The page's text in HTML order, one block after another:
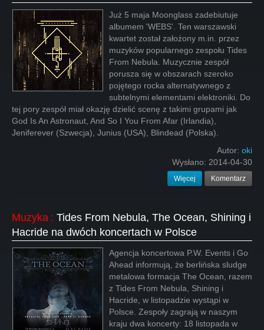
Już 5 maja Moonglass zadebiutuje
albumem 'WEBS'. Ten warszawski
kwartet został założony m.in. przez
muzyków popularnego zespołu Tides
From Nebula. Muzycznie zespół
porusza się w obszarach szeroko
pojętego rocka alternatywnego z
subtelnymi elementami elektroniki. Do
tej pory zespół miał okazję dzielić scenę z takimi grupami jak
God Is An Astronaut, And So I You From Afar (Irlandia),
Jeniferever (Szwecja), Junius (USA), Blindead (Polska).
Autor: oki
Wysłano: 2014-04-30
Więcej Komentarz
Muzyka : Tides From Nebula, The Ocean, Shining i
Hacride na dwóch koncertach w Polsce
Agencja koncertowa P.W. Events i Go
Ahead informują, że berlińska sludge
metalowa formacja The Ocean, razem
z Tides From Nebula, Shining i
Hacride, w listopadzie wystąpi w
Polsce. Zespoły zagrają w naszym
kraju dwa koncerty: 18 listopada w